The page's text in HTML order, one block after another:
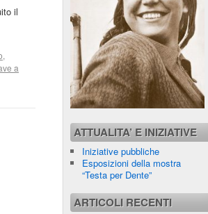
il
,
a
ATTUALITA’ E INIZIATIVE
Iniziative pubbliche
Esposizioni della mostra
“Testa per Dente”
ARTICOLI RECENTI